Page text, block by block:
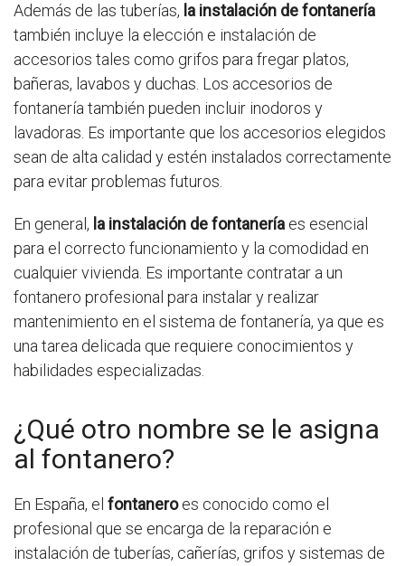
Además de las tuberías, la instalación de fontanería
también incluye la elección e instalación de
accesorios tales como grifos para fregar platos,
bañeras, lavabos y duchas. Los accesorios de
fontanería también pueden incluir inodoros y
lavadoras. Es importante que los accesorios elegidos
sean de alta calidad y estén instalados correctamente
para evitar problemas futuros.
En general, la instalación de fontanería es esencial
para el correcto funcionamiento y la comodidad en
cualquier vivienda. Es importante contratar a un
fontanero profesional para instalar y realizar
mantenimiento en el sistema de fontanería, ya que es
una tarea delicada que requiere conocimientos y
habilidades especializadas.
¿Qué otro nombre se le asigna
al fontanero?
En España, el fontaneroes conocido como el
profesional que se encarga de la reparación e
instalación de tuberías, cañerías, grifos y sistemas de